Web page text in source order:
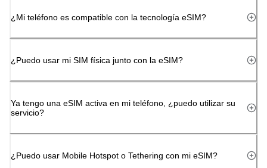
¿Mi teléfono es compatible con la tecnología eSIM?
¿Puedo usar mi SIM física junto con la eSIM?
Ya tengo una eSIM activa en mi teléfono, ¿puedo utilizar su
servicio?
¿Puedo usar Mobile Hotspot o Tethering con mi eSIM?